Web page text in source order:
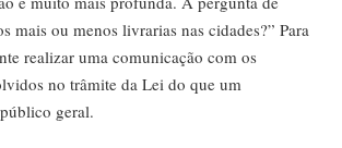
mais ou menos livrarias nas cidades?” Para
realizar uma comunicação com os
no trâmite da Lei do que um
geral.